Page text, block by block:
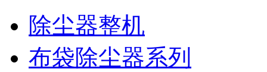
除尘器整机
布袋除尘器系列